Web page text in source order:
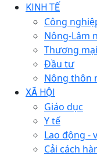
KINH TẾ
Công
Nông-Lâm
Thương
Đầu tư
Nông thôn
XÃ HỘI
Giáo dục
Y tế
Lao động -
Cải cách